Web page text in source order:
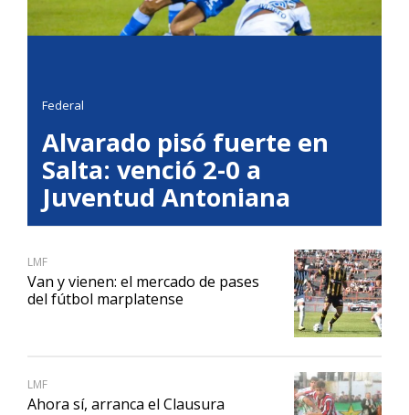
Federal
Alvarado pisó fuerte en
Salta: venció 2-0 a
Juventud Antoniana
LMF
Van y vienen: el mercado de pases
del fútbol marplatense
LMF
Ahora sí, arranca el Clausura